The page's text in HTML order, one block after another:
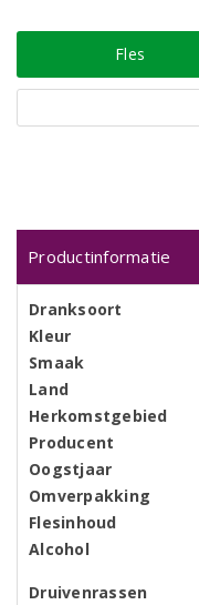
Fles
Productinformatie
Dranksoort
Kleur
Smaak
Land
Herkomstgebied
Producent
Oogstjaar
Omverpakking
Flesinhoud
Alcohol
Druivenrassen